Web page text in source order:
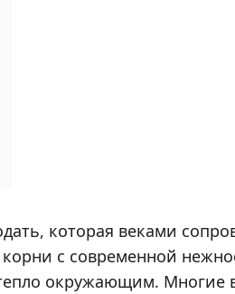
которая веками
с современной
тепло окружающим.